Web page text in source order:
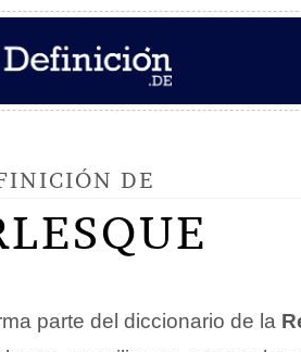
DE
parte del diccionario de la